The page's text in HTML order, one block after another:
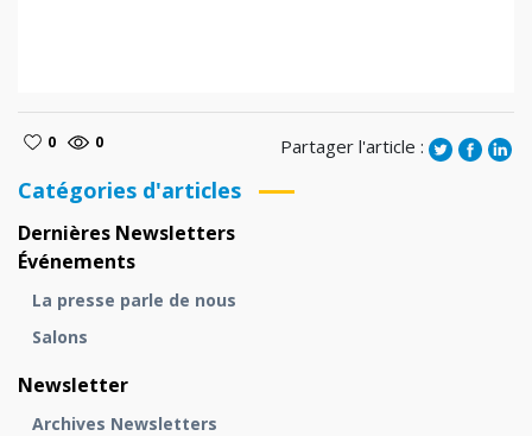
0 0 Partager l'article :
Catégories d'articles
Dernières Newsletters
Événements
La presse parle de nous
Salons
Newsletter
Archives Newsletters